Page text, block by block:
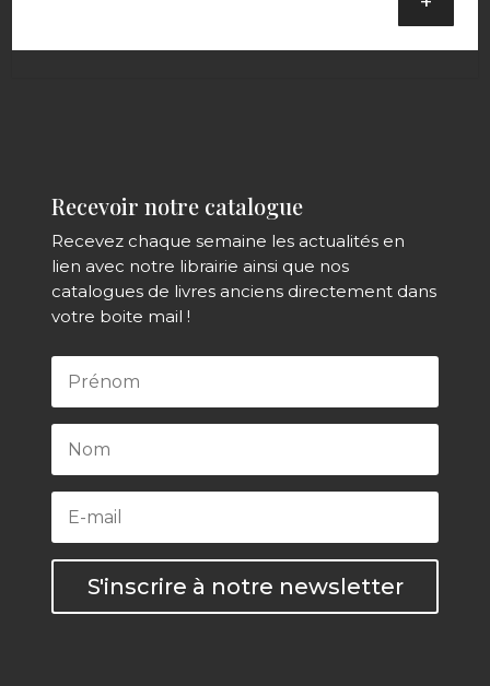
Recevoir notre catalogue
Recevez chaque semaine les actualités en
lien avec notre librairie ainsi que nos
catalogues de livres anciens directement dans
votre boite mail !
S'inscrire à notre newsletter